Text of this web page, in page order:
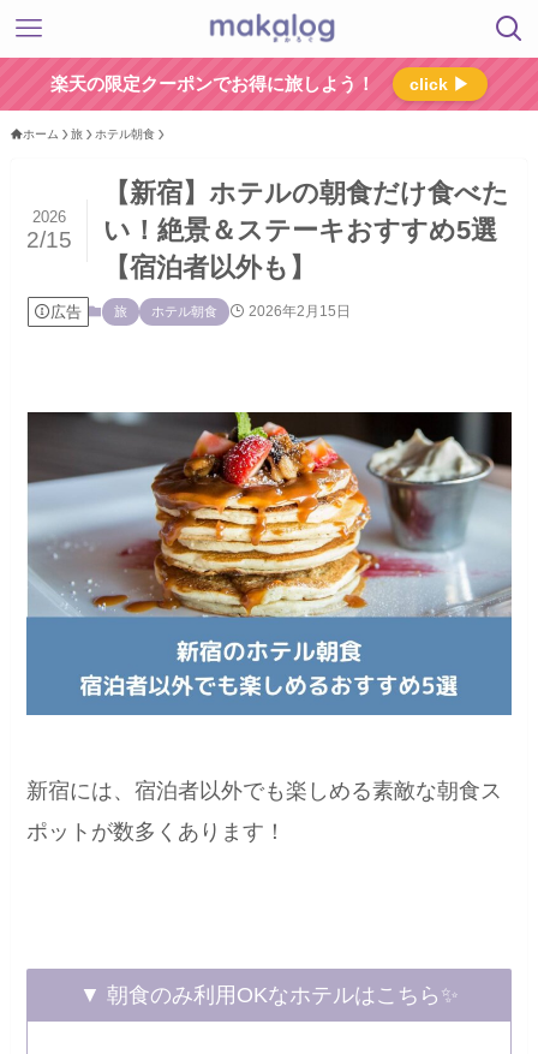
楽天の限定クーポンでお得に旅しよう！ click ▶
ホーム 旅 ホテル朝食
【新宿】ホテルの朝食だけ食べた
い！絶景＆ステーキおすすめ5選
【宿泊者以外も】
2026
2/15
広告 旅 ホテル朝食 2026年2月15日
新宿には、宿泊者以外でも楽しめる素敵な朝食ス
ポットが数多くあります！
▼ 朝食のみ利用OKなホテルはこちら✨